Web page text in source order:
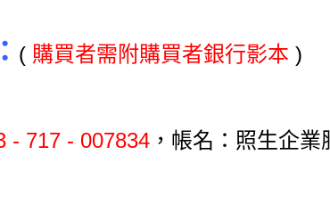
( 購買者需附購買者銀行影本 )
- 717 - 007834 ，帳名：照生企